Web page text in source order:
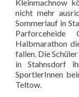
Kleinmachnow
nicht mehr
Sommerlauf in
Halbmarathon
fallen. Die
in Stahnsdorf
SportlerInnen
Teltow.